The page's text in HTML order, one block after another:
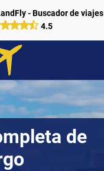
- Buscador de viajes
4.5
de